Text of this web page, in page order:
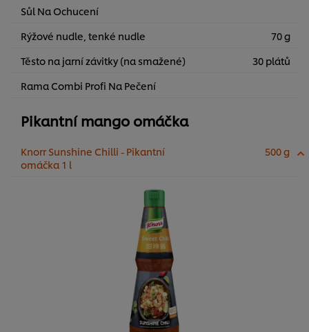
Sůl Na Ochucení
Rýžové nudle, tenké nudle
70 g
Těsto na jarní závitky (na smažené)
30 plátů
Rama Combi Profi Na Pečení
Pikantní mango omáčka
Knorr Sunshine Chilli - Pikantní
omáčka 1 l
500 g